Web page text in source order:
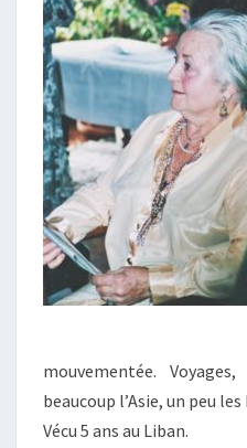
mouvementée.
beaucoup l’Asie, un peu
Vécu 5 ans au Liban.